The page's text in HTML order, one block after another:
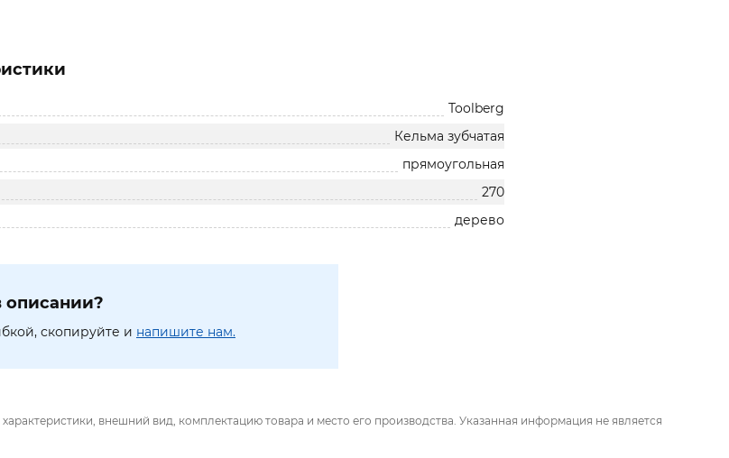
Toolberg
Кельма зубчатая
прямоугольная
270
дерево
скопируйте и напишите нам.
внешний вид, комплектацию товара и место его производства. Указанная информация не является